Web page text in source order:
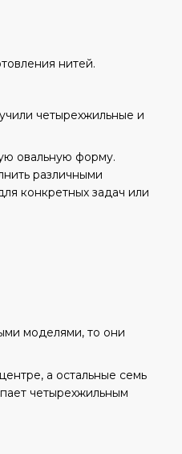
нитей.
четырехжильные и
овальную форму.
различными
конкретных задач или
моделями, то они
а остальные семь
четырехжильным